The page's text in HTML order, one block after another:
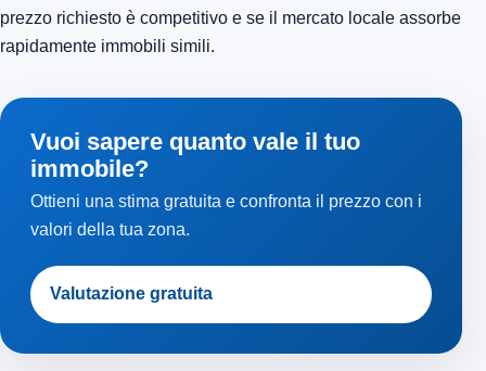
prezzo richiesto è competitivo e se il mercato locale assorbe
rapidamente immobili simili.
Vuoi sapere quanto vale il tuo
immobile?
Ottieni una stima gratuita e confronta il prezzo con i
valori della tua zona.
Valutazione gratuita